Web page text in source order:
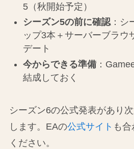
5（秋開始予定）
シーズン5の前に確認：シ
ップ3本＋サーバーブラウ
デート
今からできる準備：
結成しておく
シーズン6の公式発表があり
します。EAの公式サイト も
ください。